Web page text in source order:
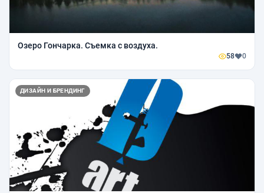
Озеро Гончарка. Съемка с воздуха.
58 0
ДИЗАЙН И БРЕНДИНГ